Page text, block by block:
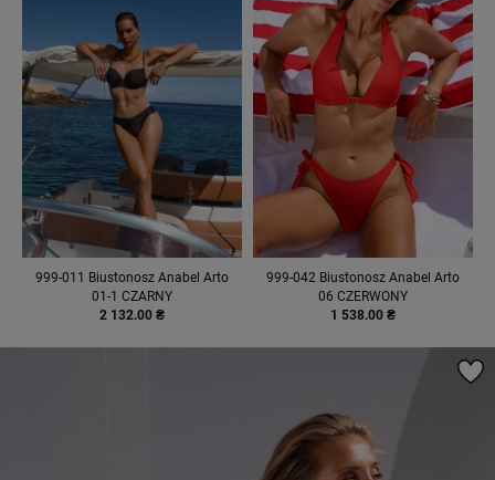
999-011 Biustonosz Anabel Arto
01-1 CZARNY
2 132.00 ₴
999-042 Biustonosz Anabel Arto
06 CZERWONY
1 538.00 ₴